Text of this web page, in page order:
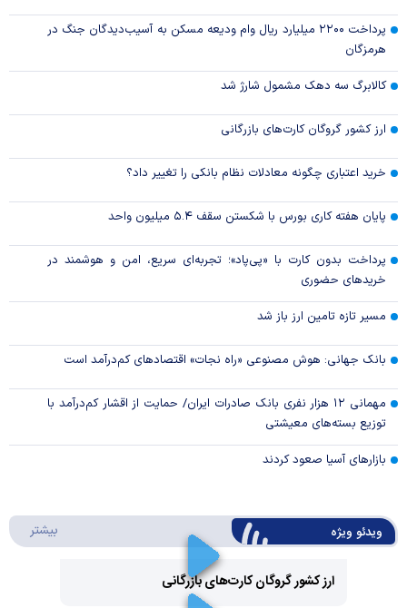
پرداخت ۲۲۰۰ میلیارد ریال وام ودیعه مسکن به آسیب‌دیدگان جنگ در
هرمزگان
کالابرگ سه دهک مشمول شارژ شد
ارز کشور گروگان کارت‌های بازرگانی
خرید اعتباری چگونه معادلات نظام بانکی را تغییر داد؟
پایان هفته کاری بورس با شکستن سقف ۵.۴ میلیون واحد
پرداخت بدون کارت با «پی‌پاد»؛ تجربه‌ای سریع، امن و هوشمند در
خریدهای حضوری
مسیر تازه تامین ارز باز شد
بانک جهانی: هوش مصنوعی «راه نجات» اقتصادهای کم‌درآمد است
مهمانی ۱۲ هزار نفری بانک صادرات ایران/ حمایت از اقشار کم‌درآمد با
توزیع بسته‌های معیشتی
بازارهای آسیا صعود کردند
ویدئو ویژه بیشتر
ارز کشور گروگان کارت‌های بازرگانی